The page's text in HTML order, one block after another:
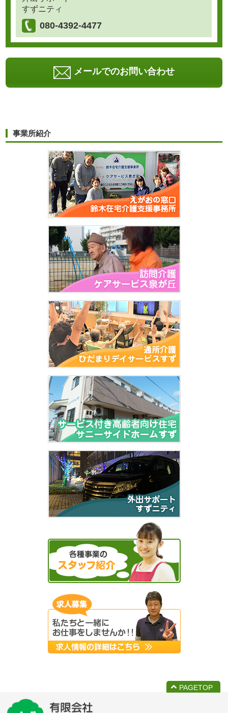
すずニティ
080-4392-4477
メールでのお問い合わせ
事業所紹介
PAGETOP